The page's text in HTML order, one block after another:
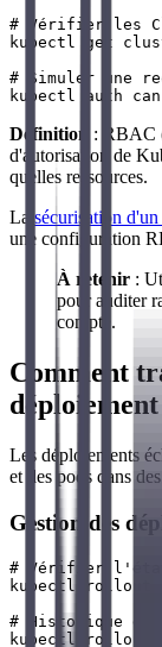
# Vérifier les
kubectl get
# Simuler une
Définition
: RBAC
d'autorisation de
quelles ressources.
La sécurisation
une configuration
À retenir :
pour auditer
compte.
Comment
Les déploiements
et des pods dans
Gestion des
# Vérifier l'état
kubectl rollout
# Historique
kubectl rollout